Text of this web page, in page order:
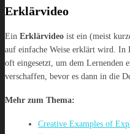
Erklärvideo
Ein Erklärvideo ist ein (meist
auf einfache Weise erklärt wird. In
oft eingesetzt, um dem Lernenden
verschaffen, bevor es dann in die
Mehr zum Thema:
Creative Examples of